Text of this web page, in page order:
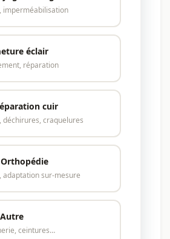
imperméabilisation
éclair
réparation
cuir
déchirures, craquelures
Orthopédie
adaptation sur-mesure
Autre
ceintures…